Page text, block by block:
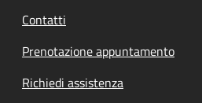
Contatti
Prenotazione appuntamento
Richiedi assistenza